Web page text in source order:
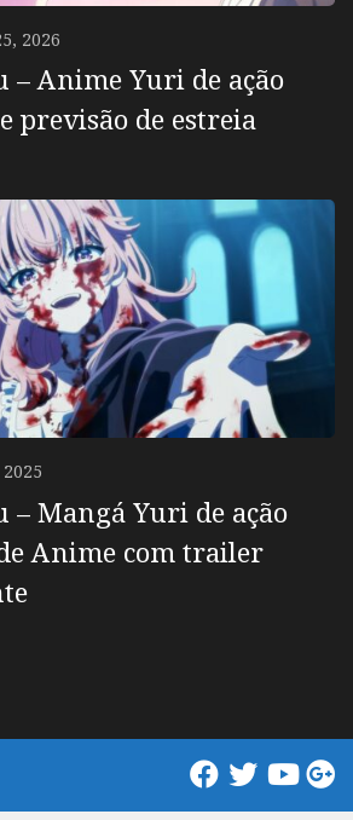
2026
– Anime Yuri de ação
previsão de estreia
– Mangá Yuri de ação
Anime com trailer